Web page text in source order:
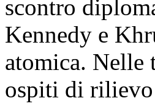
scontro
Kennedy e
atomica. Nelle
ospiti di rilievo